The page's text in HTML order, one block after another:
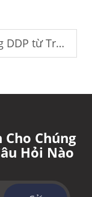
và thời gian vận chuyển
Chúng
Hỏi Nào